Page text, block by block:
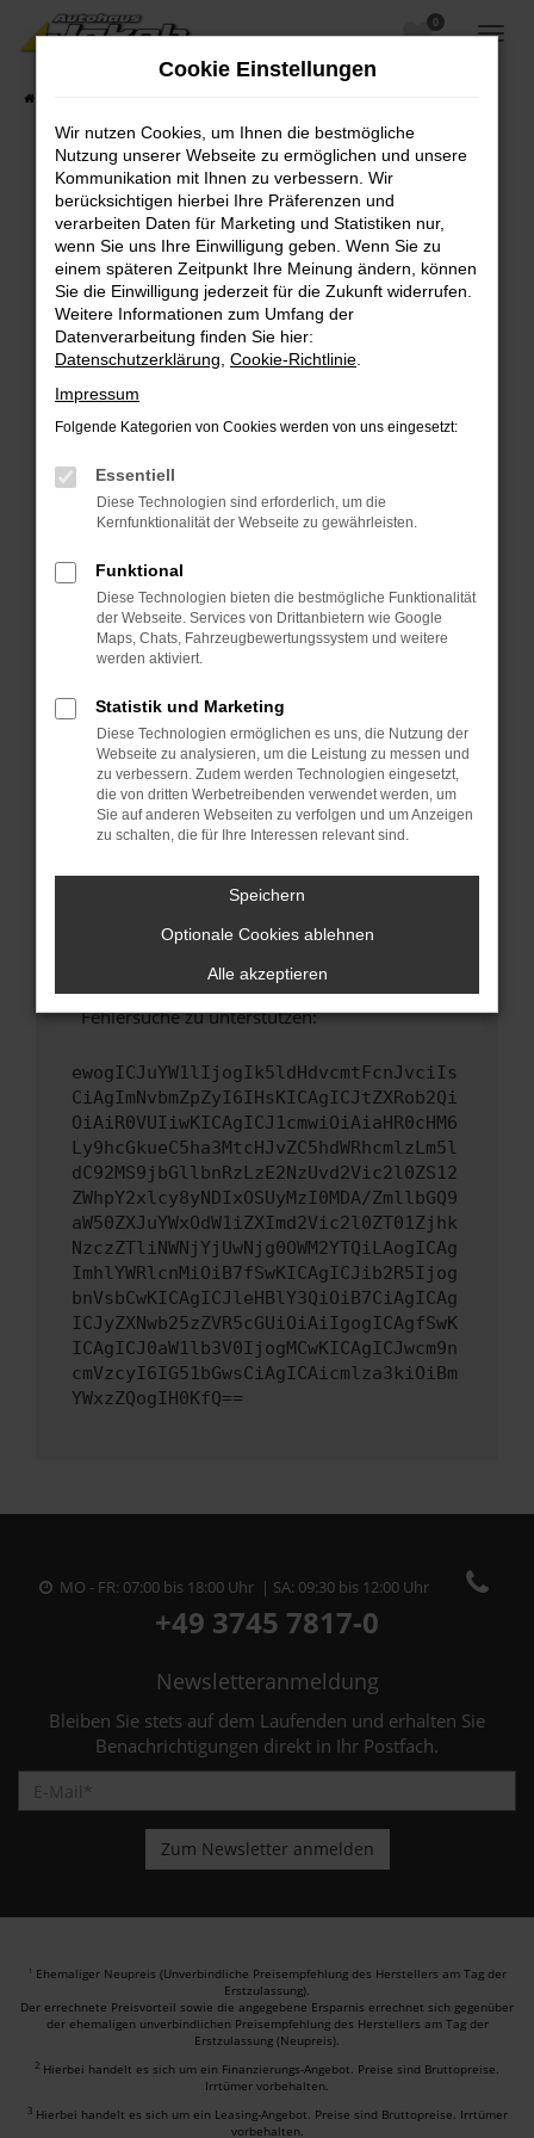
Zum
Hauptinhalt
0
Fehler: Network Error
Beim Laden ist ein Fehler aufgetreten.
Hier sind ein paar Tipps, die dir helfen können:
Überprüfe deine Firewall und deine
Internetverbindung.
Laden andere Webseiten, zum Beispiel deine
Suchmaschine?
Prüfe deine Browsererweiterungen.
Manche Erweiterungen, wie Werbeblocker,
können das Laden bestimmter Seiten
verhindern. Funktioniert die Seite in einem
Fenster?
Starte dein Gerät neu.
Das kann manchmal helfen, vorübergehende
Probleme zu beheben.
Betriebssystem auf dem neuesten Stand
sind.
Veraltete Software birgt nicht nur ein
Sicherheitsrisiko, sondern kann auch dazu
führen, dass bestimmte Funktionen nicht mehr
unterstützt werden.
Wende dich an den Webseitenbetreiber.
Wenn du alle oben genannten Schritte versucht
hast, kontaktiere uns bitte. Wir werden
versuchen, das Problem zu beheben. Du kannst
uns diesen Text schicken, um uns bei der
Fehlersuche zu unterstützen:
ewogICJuYW1lIjogIk5ldHdvcmtFcnJvciIs
CiAgImNvbmZpZyI6IHsKICAgICJtZXRob2Qi
OiAiR0VUIiwKICAgICJ1cmwiOiAiaHR0cHM6
Ly9hcGkueC5ha3MtcHJvZC5hdWRhcmlzLm5l
dC92MS9jbGllbnRzLzE2NzUvd2Vic2l0ZS12
ZWhpY2xlcy8yNDIxOSUyMzI0MDA/ZmllbGQ9
aW50ZXJuYWxOdW1iZXImd2Vic2l0ZT01Zjhk
NzczZTliNWNjYjUwNjg0OWM2YTQiLAogICAg
ImhlYWRlcnMiOiB7fSwKICAgICJib2R5Ijog
bnVsbCwKICAgICJleHBlY3QiOiB7CiAgICAg
ICJyZXNwb25zZVR5cGUiOiAiIgogICAgfSwK
ICAgICJ0aW1lb3V0IjogMCwKICAgICJwcm9n
cmVzcyI6IG51bGwsCiAgICAicmlza3kiOiBm
YWxzZQogIH0KfQ==
MO - FR: 07:00 bis 18:00 Uhr | SA: 09:30 bis 12:00 Uhr
+49 3745 7817-0
Newsletteranmeldung
Bleiben Sie stets auf dem Laufenden und erhalten Sie
Benachrichtigungen direkt in Ihr Postfach.
1 Ehemaliger Neupreis (Unverbindliche Preisempfehlung des Herstellers am Tag der
Erstzulassung).
Der errechnete Preisvorteil sowie die angegebene Ersparnis errechnet sich gegenüber
der ehemaligen unverbindlichen Preisempfehlung des Herstellers am Tag der
Erstzulassung (Neupreis).
2 Hierbei handelt es sich um ein Finanzierungs-Angebot. Preise sind Bruttopreise.
Irrtümer vorbehalten.
3 Hierbei handelt es sich um ein Leasing-Angebot. Preise sind Bruttopreise. Irrtümer
vorbehalten.
Cookie Einstellungen
Wir nutzen Cookies, um Ihnen die bestmögliche
Nutzung unserer Webseite zu ermöglichen und unsere
Kommunikation mit Ihnen zu verbessern. Wir
berücksichtigen hierbei Ihre Präferenzen und
verarbeiten Daten für Marketing und Statistiken nur,
wenn Sie uns Ihre Einwilligung geben. Wenn Sie zu
einem späteren Zeitpunkt Ihre Meinung ändern, können
Sie die Einwilligung jederzeit für die Zukunft widerrufen.
Weitere Informationen zum Umfang der
Datenverarbeitung finden Sie hier:
Datenschutzerklärung Cookie-Richtlinie
Impressum
Folgende Kategorien von Cookies werden von uns eingesetzt:
Essentiell
Diese Technologien sind erforderlich, um die
Kernfunktionalität der Webseite zu gewährleisten.
Funktional
Diese Technologien bieten die bestmögliche Funktionalität
der Webseite. Services von Drittanbietern wie Google
Maps, Chats, Fahrzeugbewertungssystem und weitere
werden aktiviert.
Statistik und Marketing
Diese Technologien ermöglichen es uns, die Nutzung der
Webseite zu analysieren, um die Leistung zu messen und
zu verbessern. Zudem werden Technologien eingesetzt,
die von dritten Werbetreibenden verwendet werden, um
Sie auf anderen Webseiten zu verfolgen und um Anzeigen
zu schalten, die für Ihre Interessen relevant sind.
Speichern
Optionale Cookies ablehnen
Alle akzeptieren